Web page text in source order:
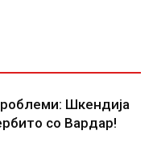
Шкендија
со Вардар!